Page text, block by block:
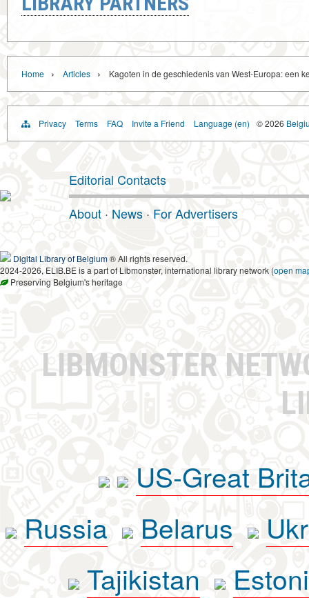
Home › Articles › Kagoten in de geschiedenis van West-Europa: een
Privacy Terms FAQ Invite a Friend Language (en) © 2026
Editorial Contacts
About · News · For Advertisers
Digital Library of Belgium® All rights reserved.
2024-2026, ELIB.BE is a part of Libmonster, international library network (open
Preserving Belgium's heritage
LIBMONSTER
US-Great
Russia
Belarus
Tajikistan